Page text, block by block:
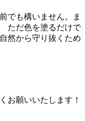
でも構いません。ま
だ色を塗るだけで
然から守り抜くため
お願いいたします！